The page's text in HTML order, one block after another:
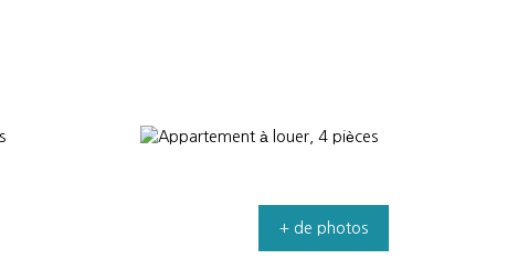
+ de photos